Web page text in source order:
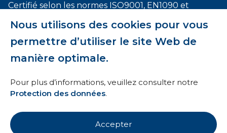
Nous utilisons des cookies pour vous
permettre d’utiliser le site Web de
manière optimale.
Pour plus d’informations, veuillez consulter notre
Protection des données.
Accepter
Certifié selon les normes ISO9001, EN1090 et
Conditions générales
Mentions légales